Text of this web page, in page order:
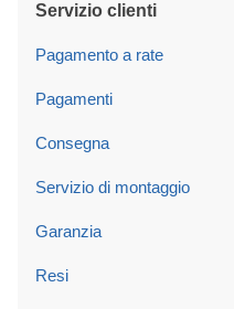
Servizio clienti
Pagamento a rate
Pagamenti
Consegna
Servizio di montaggio
Garanzia
Resi